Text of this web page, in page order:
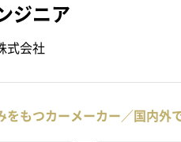
ジニア
式会社
をもつカーメーカー／国内外